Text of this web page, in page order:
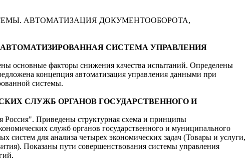
АВТОМАТИЗАЦИЯ ДОКУМЕНТООБОРОТА,
АВТОМАТИЗИРОВАННАЯ СИСТЕМА УПРАВЛЕНИЯ
основные факторы снижения качества испытаний. Определены
концепция автоматизация управления данными при
системы.
СЛУЖБ ОРГАНОВ ГОСУДАРСТВЕННОГО И
Россия". Приведены структурная схема и принципы
служб органов государственного и муниципального
систем для анализа четырех экономических задач (Товары и услуги,
Показаны пути совершенствования системы управления